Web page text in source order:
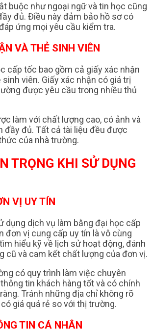
buộc như ngoại ngữ và tin học cũng
đủ. Điều này đảm bảo hồ sơ có
ứng mọi yêu cầu kiểm tra.
VÀ THẺ SINH VIÊN
cấp tốc bao gồm cả giấy xác nhận
viên. Giấy xác nhận có giá trị
được yêu cầu trong nhiều thủ
làm với chất lượng cao, có ảnh và
đầy đủ. Tất cả tài liệu đều được
của nhà trường.
TRỌNG KHI SỬ DỤNG
VỊ UY TÍN
dụng dịch vụ làm bằng đại học cấp
đơn vị cung cấp uy tín là vô cùng
hiểu kỹ về lịch sử hoạt động, đánh
cũ và cam kết chất lượng của đơn vị.
có quy trình làm việc chuyên
tin khách hàng tốt và có chính
Tránh những địa chỉ không rõ
giá quá rẻ so với thị trường.
TIN CÁ NHÂN